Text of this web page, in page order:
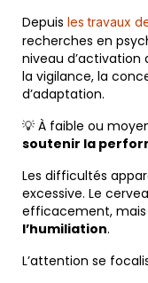
Depuis les travaux
recherches en
niveau d’activation
la vigilance, la
d’adaptation.
💡 À faible ou
soutenir la
Les difficultés
excessive. Le
efficacement,
l’humiliation.
L’attention se